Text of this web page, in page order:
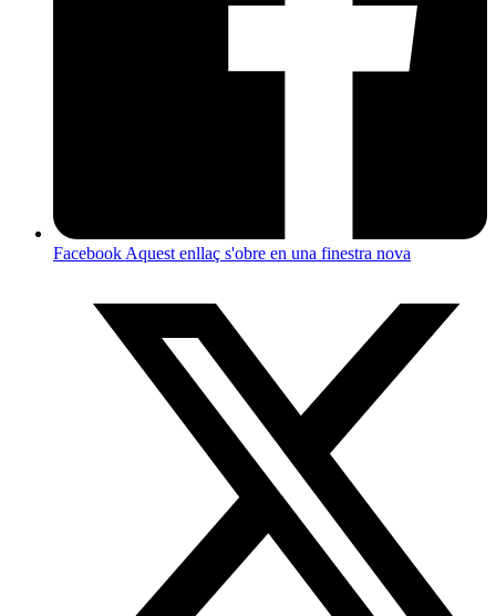
Facebook Aquest enllaç s'obre en una finestra nova